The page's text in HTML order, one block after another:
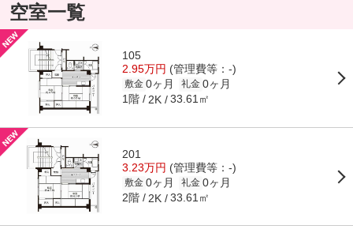
空室一覧
105
2.95万円 (管理費等：-)
敷金 0ヶ月 礼金 0ヶ月
1階 2K 33.61㎡
201
3.23万円 (管理費等：-)
敷金 0ヶ月 礼金 0ヶ月
2階 2K 33.61㎡